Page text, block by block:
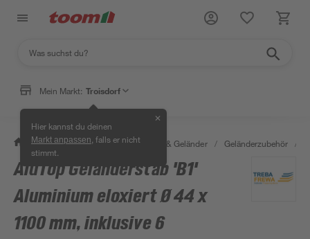
Mein Markt: Troisdorf
Hier kannst du deinen
Markt anpassen , falls er nicht
stimmt.
✕
/ Bauen & Renovieren / Treppen & Geländer / Geländerzubehör /
AluTop Geländerstab 'B1'
Aluminium eloxiert Ø 44 x
1100 mm, inklusive 6